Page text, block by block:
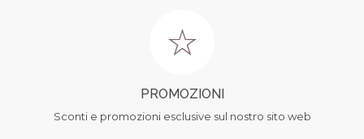
PROMOZIONI
Sconti e promozioni esclusive sul nostro sito web